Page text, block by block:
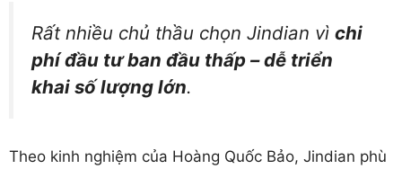
Rất nhiều chủ thầu chọn Jindian vì chi
phí đầu tư ban đầu thấp – dễ triển
khai số lượng lớn.
Theo kinh nghiệm của Hoàng Quốc Bảo, Jindian phù